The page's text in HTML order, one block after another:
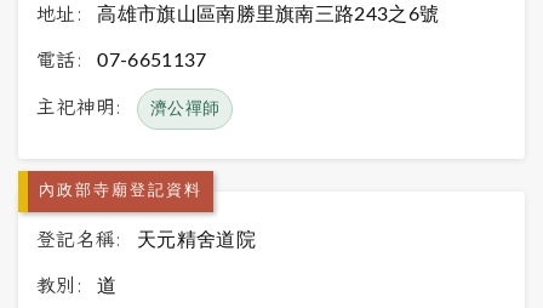
地址: 高雄市旗山區南勝里旗南三路243之6號
電話: 07-6651137
主祀神明: 濟公禪師
內政部寺廟登記資料
登記名稱: 天元精舍道院
教別: 道